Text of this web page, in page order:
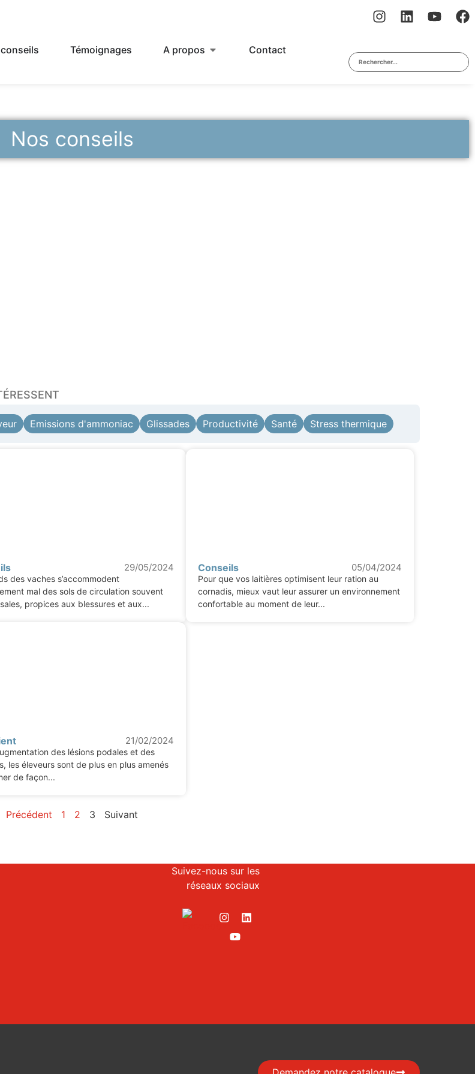
Témoignages A propos Contact
Nos conseils
Emissions d'ammoniac Glissades Productivité Santé Stress thermique
29/05/2024
des vaches s’accommodent
mal des sols de circulation souvent
propices aux blessures et aux...
Conseils 05/04/2024
Pour que vos laitières optimisent leur ration au
cornadis, mieux vaut leur assurer un environnement
confortable au moment de leur...
21/02/2024
des lésions podales et des
les éleveurs sont de plus en plus amenés
de façon...
Précédent 1 2 3 Suivant
Suivez-nous sur les
réseaux sociaux